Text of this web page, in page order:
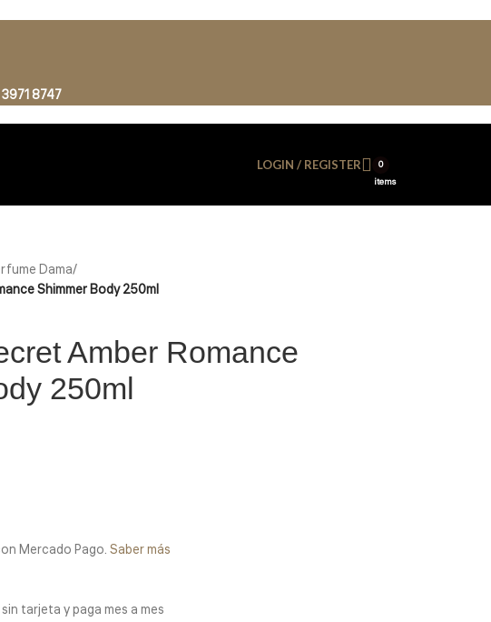
8747
LOGIN / REGISTER
0
items
Dama/
Shimmer Body 250ml
Amber Romance
250ml
Mercado Pago. Saber más
tarjeta y paga mes a mes